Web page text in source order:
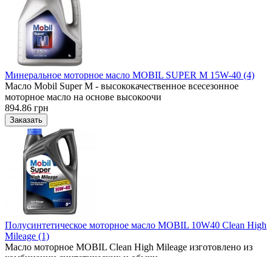
Минеральное моторное масло MOBIL SUPER M 15W-40 (4)
Масло Mobil Super M - высококачественное всесезонное
моторное масло на основе высокоочи
894.86 грн
Полусинтетическое моторное масло MOBIL 10W40 Clean High
Mileage (1)
Масло моторное MOBIL Clean High Mileage изготовлено из